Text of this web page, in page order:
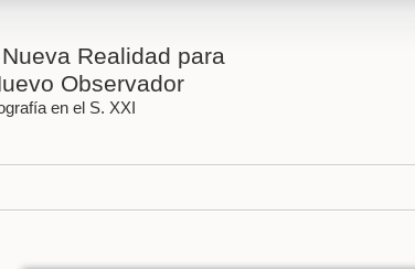
Realidad para
Observador
en el S. XXI